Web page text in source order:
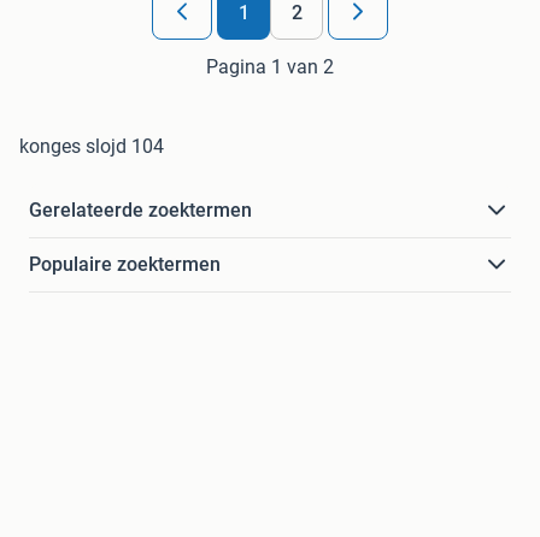
1 2
Pagina 1 van 2
konges slojd 104
Gerelateerde zoektermen
Populaire zoektermen